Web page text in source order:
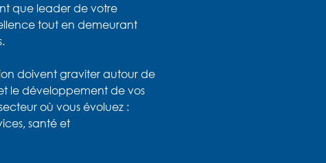
que leader de votre
tout en demeurant
doivent graviter autour de
le développement de vos
où vous évoluez :
santé et